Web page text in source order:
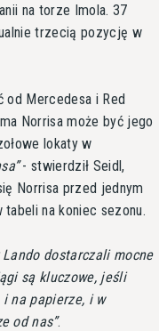
na torze Imola. 37
trzecią pozycję w
od Mercedesa i Red
Norrisa może być jego
lokaty w
- stwierdził Seidl,
Norrisa przed jednym
na koniec sezonu.
dostarczali mocne
są kluczowe, jeśli
i na papierze, i w
od nas .